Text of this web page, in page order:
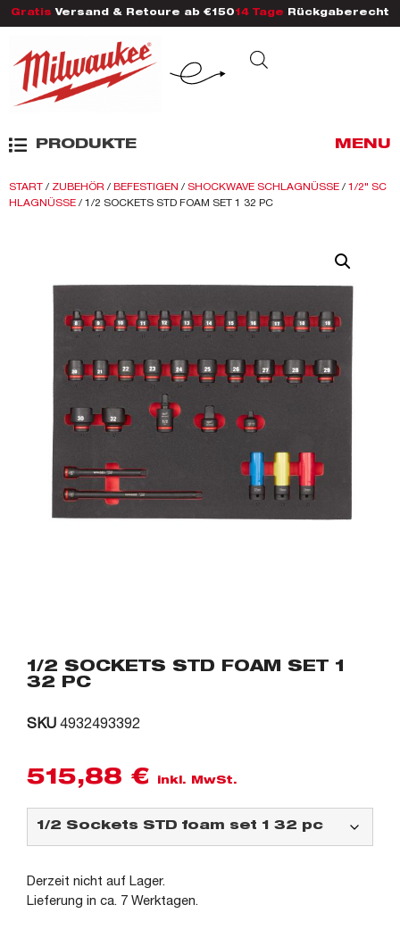
Gratis Versand & Retoure ab €150 14 Tage Rückgaberecht
PRODUKTE MENU
START / ZUBEHÖR / BEFESTIGEN / SHOCKWAVE SCHLAGNÜSSE / 1/2" SC
HLAGNÜSSE / 1/2 SOCKETS STD FOAM SET 1 32 PC
1/2 SOCKETS STD FOAM SET 1
32 PC
SKU 4932493392
515,88 € inkl. MwSt.
Derzeit nicht auf Lager.
Lieferung in ca. 7 Werktagen.